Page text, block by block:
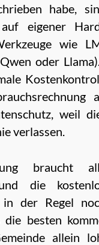
habe,
eigener
wie
oder
weil
verlassen.
braucht
die
der Regel
die besten
allein